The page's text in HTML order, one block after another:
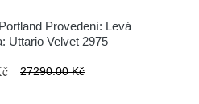
Provedení: Levá
Uttario Velvet 2975
27290.00 Kč